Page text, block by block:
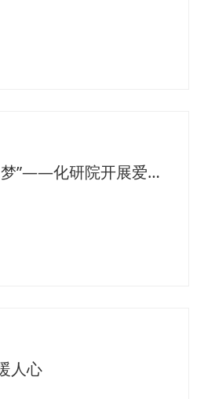
化研院开展爱心公益活动
人心